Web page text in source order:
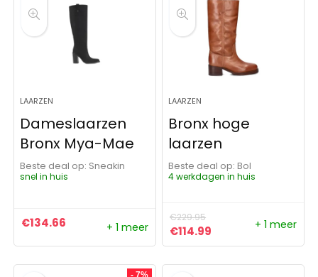
LAARZEN
Dameslaarzen
Bronx Mya-Mae
Beste deal op:
Sneakin
snel in huis
€134.66 + 1 meer
LAARZEN
Bronx hoge
laarzen
Beste deal op:
Bol
4 werkdagen in huis
€229.95
Oorspronkelijke prijs was:
€114.99 Huidige prijs is:
+ 1 meer
- 7%